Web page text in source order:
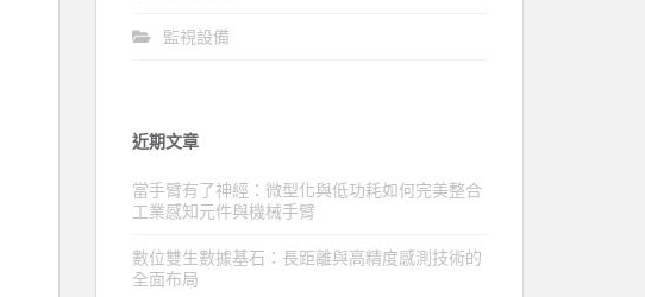
監視設備
近期文章
當手臂有了神經：微型化與低功耗如何完美整合
工業感知元件與機械手臂
數位雙生數據基石：長距離與高精度感測技術的
全面布局